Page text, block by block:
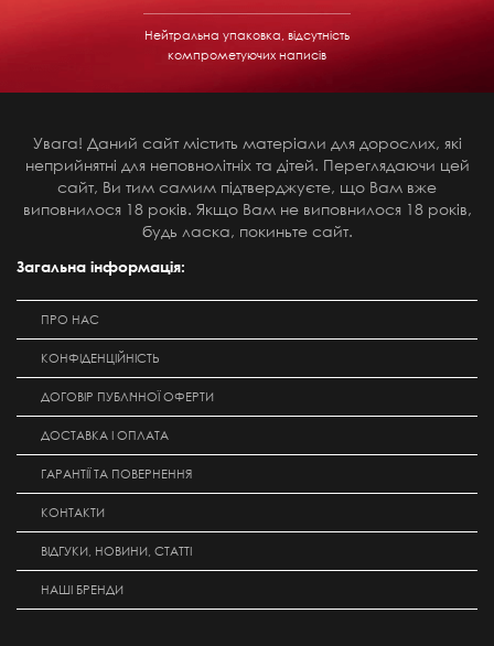
Нейтральна упаковка, відсутність
компрометуючих написів
Увага! Даний сайт містить матеріали для дорослих, які
неприйнятні для неповнолітніх та дітей. Переглядаючи цей
сайт, Ви тим самим підтверджуєте, що Вам вже
виповнилося 18 років. Якщо Вам не виповнилося 18 років,
будь ласка, покиньте сайт.
Загальна інформація:
ПРО НАС
КОНФІДЕНЦІЙНІСТЬ
ДОГОВІР ПУБЛІЧНОЇ ОФЕРТИ
ДОСТАВКА І ОПЛАТА
ГАРАНТІЇ ТА ПОВЕРНЕННЯ
КОНТАКТИ
ВІДГУКИ, НОВИНИ, СТАТТІ
НАШІ БРЕНДИ